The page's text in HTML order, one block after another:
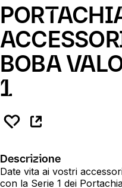
BOBA
1
Descrizione
Date vita ai vostri
con la Serie 1 dei